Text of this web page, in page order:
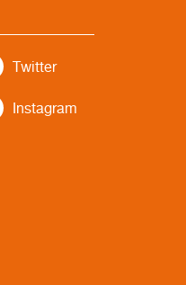
Twitter
Instagram